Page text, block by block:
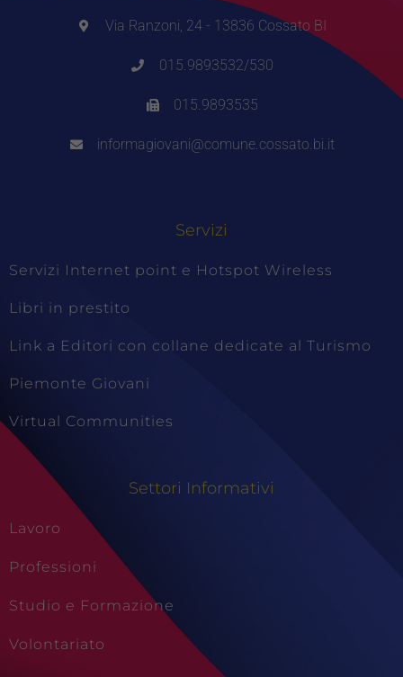
Via Ranzoni, 24 - 13836 Cossato BI
015.9893532/530
015.9893535
informagiovani@comune.cossato.bi.it
Servizi
Servizi Internet point e Hotspot Wireless
Libri in prestito
Link a Editori con collane dedicate al Turismo
Piemonte Giovani
Virtual Communities
Settori Informativi
Lavoro
Professioni
Studio e Formazione
Volontariato
Tecnici
funzionamento
informazioni